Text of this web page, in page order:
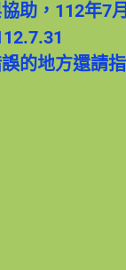
助，112年7
的地方還請